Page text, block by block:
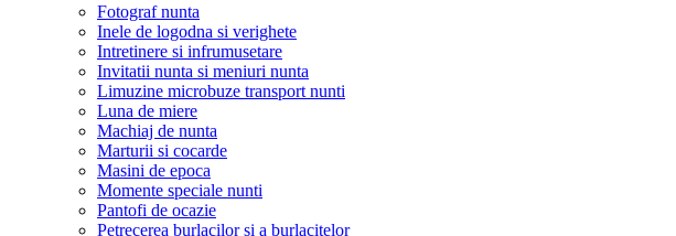
Fotograf nunta
Inele de logodna si verighete
Intretinere si infrumusetare
Invitatii nunta si meniuri nunta
Limuzine microbuze transport nunti
Luna de miere
Machiaj de nunta
Marturii si cocarde
Masini de epoca
Momente speciale nunti
Pantofi de ocazie
Petrecerea burlacilor si a burlacitelor